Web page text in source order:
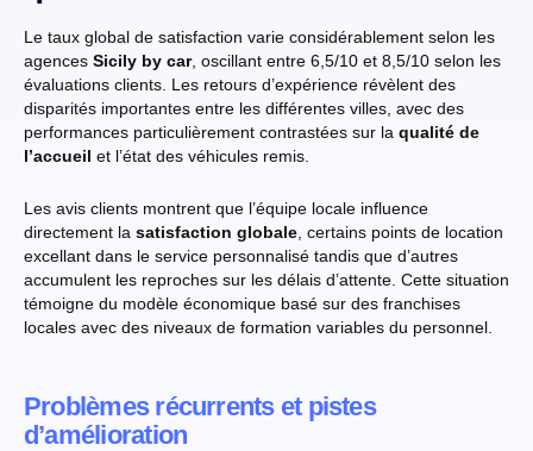
Le taux global de satisfaction varie considérablement selon les
agences Sicily by car, oscillant entre 6,5/10 et 8,5/10 selon les
évaluations clients. Les retours d’expérience révèlent des
disparités importantes entre les différentes villes, avec des
performances particulièrement contrastées sur la qualité de
l’accueil et l’état des véhicules remis.
Les avis clients montrent que l’équipe locale influence
directement la satisfaction globale , certains points de location
excellant dans le service personnalisé tandis que d’autres
accumulent les reproches sur les délais d’attente. Cette situation
témoigne du modèle économique basé sur des franchises
locales avec des niveaux de formation variables du personnel.
Problèmes récurrents et pistes
d’amélioration